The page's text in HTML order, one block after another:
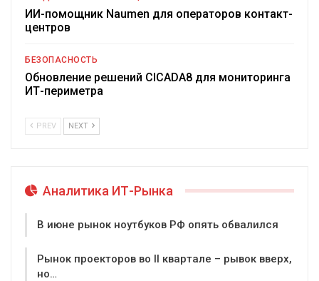
ИИ-помощник Naumen для операторов контакт-
центров
БЕЗОПАСНОСТЬ
Обновление решений CICADA8 для мониторинга
ИТ-периметра
PREV NEXT
Аналитика ИТ-Рынка
В июне рынок ноутбуков РФ опять обвалился
Рынок проекторов во II квартале – рывок вверх,
но…